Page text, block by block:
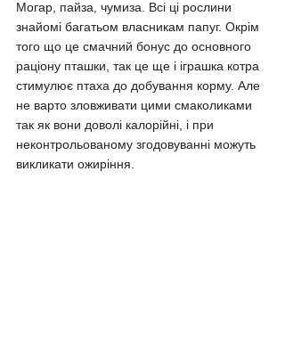
Могар, пайза, чумиза. Всі ці рослини
знайомі багатьом власникам папуг. Окрім
того що це смачний бонус до основного
раціону пташки, так це ще і іграшка котра
стимулює птаха до добування корму. Але
не варто зловживати цими смаколиками
так як вони доволі калорійні, і при
неконтрольованому згодовуванні можуть
викликати ожиріння.